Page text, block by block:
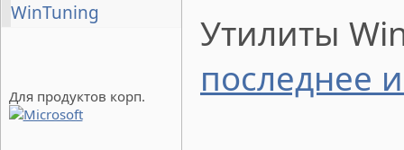
WinTuning
Для продуктов корп.
Утилиты
последнее